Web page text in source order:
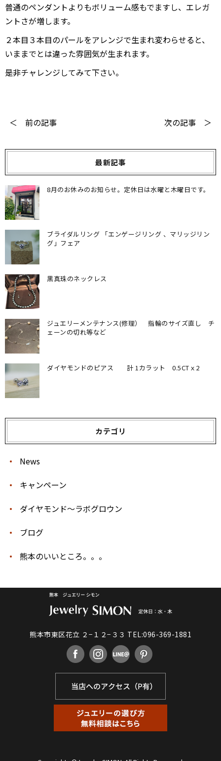
普通のペンダントよりもボリューム感もでますし、エレガ
ントさが増します。
２本目３本目のパールをアレンジで生まれ変わらせると、
いままでとは違った雰囲気が生まれます。
是非チャレンジしてみて下さい。
＜ 前の記事 次の記事 ＞
最新記事
8月のお休みのお知らせ。定休日は水曜と木曜日です。
ブライダルリング 「エンゲージリング 、マリッジリン
グ」フェア
黒真珠のネックレス
ジュエリーメンテナンス(修理） 指輪のサイズ直し チ
ェーンの切れ等など
ダイヤモンドのピアス 計 1カラット 0.5CTｘ2
カテゴリ
News
キャンペーン
ダイヤモンド〜ラボグロウン
ブログ
熊本のいいところ。。。
熊本市東区花立 ２−１２−３３ TEL:096-369-1881